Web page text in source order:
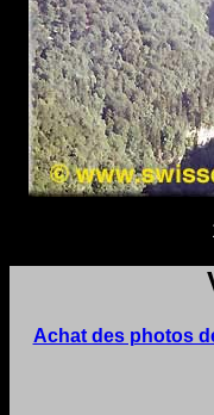
Achat des photos